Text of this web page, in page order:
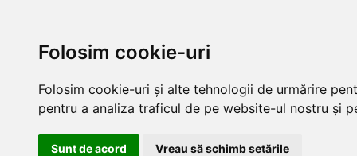
Folosim cookie-uri
Folosim cookie-uri și alte tehnologii de urmărire
pentru a analiza traficul de pe website-ul nostru și
Sunt de acord Vreau să schimb setările